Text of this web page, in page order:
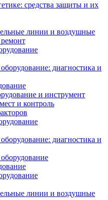
средства защиты и их
линии и воздушные
диагностика и
и инструмент
и контроль
диагностика и
линии и воздушные